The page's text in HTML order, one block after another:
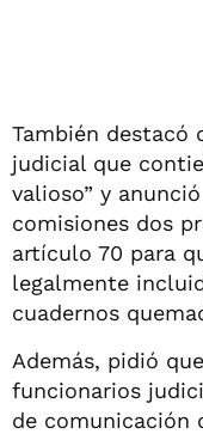
También destacó
judicial que
valioso” y
comisiones dos
artículo 70 para
legalmente
cuadernos
Además, pidió
funcionarios
de comunicación